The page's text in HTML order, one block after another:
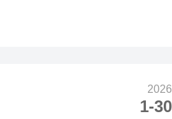
速率等数据，适用于各类水泥水
硅酸盐水泥、普通硅酸盐水泥等
检测结果精准度高，是实验室测
2026
1-30